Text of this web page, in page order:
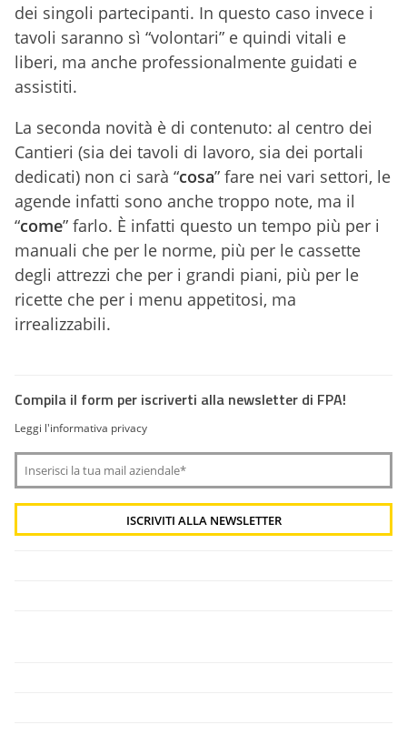
dei singoli partecipanti. In questo caso invece i
tavoli saranno sì “volontari” e quindi vitali e
liberi, ma anche professionalmente guidati e
assistiti.
La seconda novità è di contenuto: al centro dei
Cantieri (sia dei tavoli di lavoro, sia dei portali
dedicati) non ci sarà “cosa” fare nei vari settori, le
agende infatti sono anche troppo note, ma il
“come” farlo. È infatti questo un tempo più per i
manuali che per le norme, più per le cassette
degli attrezzi che per i grandi piani, più per le
ricette che per i menu appetitosi, ma
irrealizzabili.
Compila il form per iscriverti alla newsletter di FPA!
Leggi l'informativa privacy